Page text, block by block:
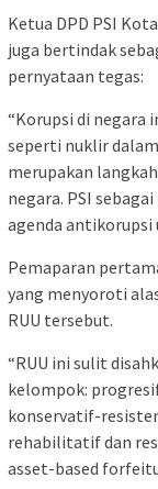
Ketua DPD PSI
juga bertindak
pernyataan tegas:
“Korupsi di negara
seperti nuklir
merupakan
negara. PSI
agenda antikorupsi
Pemaparan
yang menyoroti
RUU tersebut.
“RUU ini sulit
kelompok:
konservatif-
rehabilitatif dan
asset-based